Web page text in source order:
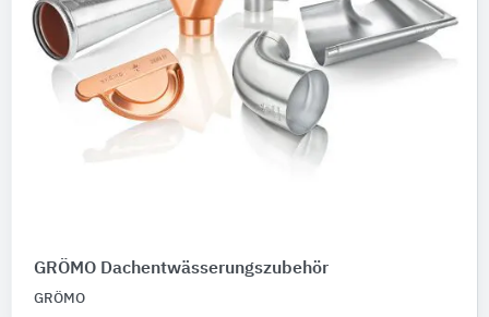
GRÖMO Dachentwässerungszubehör
GRÖMO